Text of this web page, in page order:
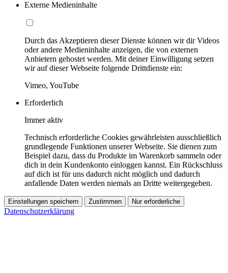
Externe Medieninhalte
Durch das Akzeptieren dieser Dienste können wir dir Videos
oder andere Medieninhalte anzeigen, die von externen
Anbietern gehostet werden. Mit deiner Einwilligung setzen
wir auf dieser Webseite folgende Drittdienste ein:
Vimeo, YouTube
Erforderlich
Immer aktiv
Technisch erforderliche Cookies gewährleisten ausschließlich
grundlegende Funktionen unserer Webseite. Sie dienen zum
Beispiel dazu, dass du Produkte im Warenkorb sammeln oder
dich in dein Kundenkonto einloggen kannst. Ein Rückschluss
auf dich ist für uns dadurch nicht möglich und dadurch
anfallende Daten werden niemals an Dritte weitergegeben.
Einstellungen speichern Zustimmen Nur erforderliche
Datenschutzerklärung